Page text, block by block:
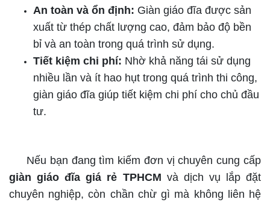
An toàn và ổn định: Giàn giáo đĩa được sản
xuất từ thép chất lượng cao, đảm bảo độ bền
bỉ và an toàn trong quá trình sử dụng.
Tiết kiệm chi phí: Nhờ khả năng tái sử dụng
nhiều lần và ít hao hụt trong quá trình thi công,
giàn giáo đĩa giúp tiết kiệm chi phí cho chủ đầu
tư.
Nếu bạn đang tìm kiếm đơn vị chuyên cung cấp
giàn giáo đĩa giá rẻ TPHCM và dịch vụ lắp đặt
chuyên nghiệp, còn chần chừ gì mà không liên hệ